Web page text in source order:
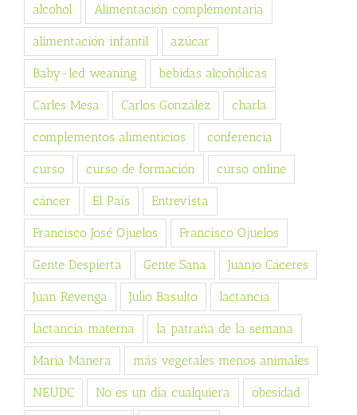
alcohol Alimentación complementaria
alimentación infantil azúcar
Baby-led weaning bebidas alcohólicas
Carles Mesa Carlos González charla
complementos alimenticios conferencia
curso curso de formación curso online
cáncer El País Entrevista
Francisco José Ojuelos Francisco Ojuelos
Gente Despierta Gente Sana Juanjo Cáceres
Juan Revenga Julio Basulto lactancia
lactancia materna la patraña de la semana
Maria Manera más vegetales menos animales
NEUDC No es un día cualquiera obesidad